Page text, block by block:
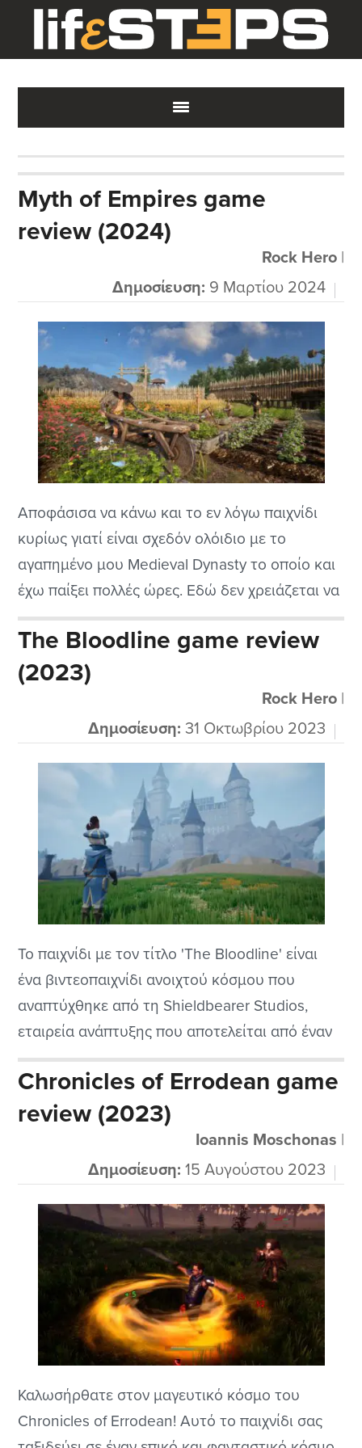
main
content
primary
sidebar
footer
Myth of Empires game
review (2024)
Rock Hero|
Δημοσίευση: 9 Μαρτίου 2024
Αποφάσισα να κάνω και το εν λόγω παιχνίδι
κυρίως γιατί είναι σχεδόν ολόιδιο με το
αγαπημένο μου Medieval Dynasty το οποίο και
έχω παίξει πολλές ώρες. Εδώ δεν χρειάζεται να
δω και πολλά μιας και τα βασικά όπως το
gameplay με τα απαραίτητα skills είναι
παρόμοιο με το παραπάνω που ανέφερα. Το
The Bloodline game review
(2023)
Rock Hero|
Δημοσίευση: 31 Οκτωβρίου 2023
Το παιχνίδι με τον τίτλο 'The Bloodline' είναι
ένα βιντεοπαιχνίδι ανοιχτού κόσμου που
αναπτύχθηκε από τη Shieldbearer Studios,
εταιρεία ανάπτυξης που αποτελείται από έναν
και μόνο φιλόδοξο game designer, και
κυκλοφόρησε σε Early Access για τα
αγαπημένα μας Microsoft Windows τον
Οκτώβριο του 2023. Αυτό προφανώς σημαίνει
ότι περιμένουμε να προστεθεί άπειρο
περιεχόμενο στο προσεχές...
Chronicles of Errodean game
review (2023)
Ioannis Moschonas |
Δημοσίευση: 15 Αυγούστου 2023
Καλωσήρθατε στον μαγευτικό κόσμο του
Chronicles of Errodean! Αυτό το παιχνίδι σας